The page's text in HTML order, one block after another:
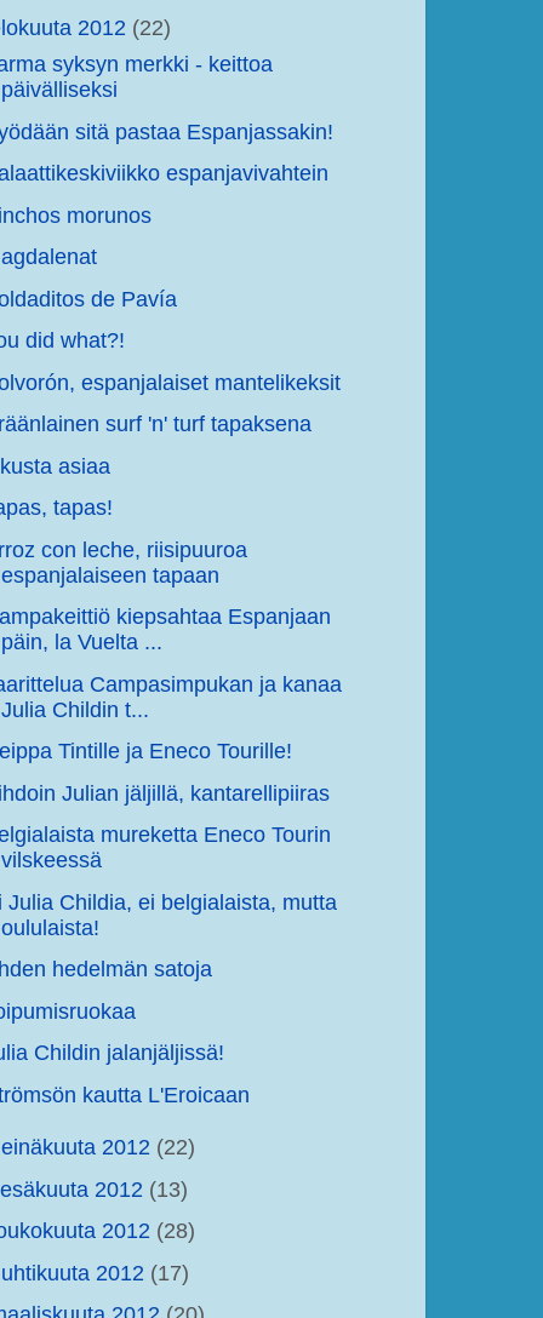
2012 (22)
syksyn merkki - keittoa
päivälliseksi
sitä pastaa Espanjassakin!
espanjavivahtein
morunos
de Pavía
did what?!
espanjalaiset mantelikeksit
surf 'n' turf tapaksena
asiaa
tapas!
con leche, riisipuuroa
espanjalaiseen tapaan
kiepsahtaa Espanjaan
päin, la Vuelta ...
Campasimpukan ja kanaa
Julia Childin t...
Tintille ja Eneco Tourille!
Julian jäljillä, kantarellipiiras
mureketta Eneco Tourin
vilskeessä
Julia Childia, ei belgialaista, mutta
oululaista!
hedelmän satoja
Childin jalanjäljissä!
kautta L'Eroicaan
2012 (22)
2012 (13)
2012 (28)
2012 (17)